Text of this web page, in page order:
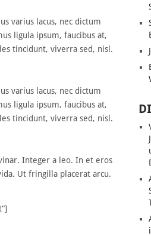
varius lacus, nec dictum
ligula ipsum, faucibus at,
tincidunt, viverra sed, nisl.
varius lacus, nec dictum
ligula ipsum, faucibus at,
tincidunt, viverra sed, nisl.
Integer a leo. In et eros
Ut fringilla placerat arcu.